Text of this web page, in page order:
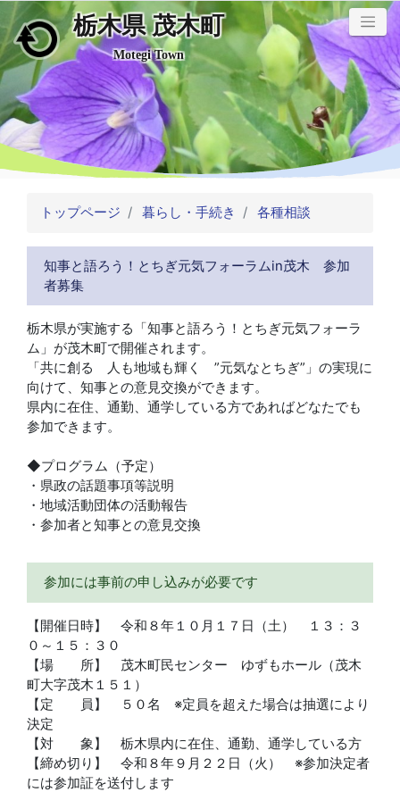
メインコンテンツにスキップ
栃木県 茂木町
Motegi Town
トップページ 暮らし・手続き 各種相談
知事と語ろう！とちぎ元気フォーラムin茂木 参加
者募集
栃木県が実施する「知事と語ろう！とちぎ元気フォーラ
ム」が茂木町で開催されます。
「共に創る 人も地域も輝く ”元気なとちぎ”」の実現に
向けて、知事との意見交換ができます。
県内に在住、通勤、通学している方であればどなたでも
参加できます。
◆プログラム（予定）
・県政の話題事項等説明
・地域活動団体の活動報告
・参加者と知事との意見交換
参加には事前の申し込みが必要です
【開催日時】 令和８年１０月１７日（土） １３：３
０～１５：３０
【場 所】 茂木町民センター ゆずもホール（茂木
町大字茂木１５１）
【定 員】 ５０名 ※定員を超えた場合は抽選により
決定
【対 象】 栃木県内に在住、通勤、通学している方
【締め切り】 令和８年９月２２日（火） ※参加決定者
には参加証を送付します